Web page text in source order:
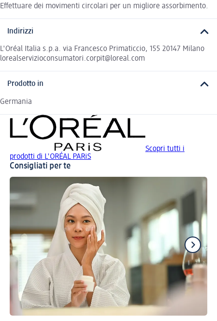
Effettuare dei movimenti circolari per un migliore assorbimento.
Indirizzi
L'Oréal Italia s.p.a. via Francesco Primaticcio, 155 20147 Milano
lorealservizioconsumatori.corpit@loreal.com
Prodotto in
Germania
Scopri tutti i
prodotti di L'ORÉAL PARiS
Consigliati per te